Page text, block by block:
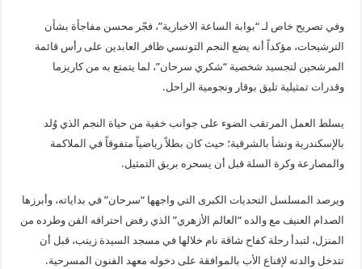
وفي تصريح خاص لـ “بوابة الساعة الاخبارية”، فجّر محسن مفاجأة بشأن
الترشيحات، مؤكداً أنه يضع النجم التونسي ظافر العابدين على رأس قائمة
المرشحين لتجسيد شخصية “شكري سرحان”، لما يتمتع به من كاريزما
وقدرات تمثيلية تليق بوقار ونجومية الراحل.
يسلط العمل المرتقب الضوء على جوانب خفية من حياة النجم الذي وُلد
بالإسكندرية ونشأ بالشرقية؛ حيث كان بطلاً رياضياً متفوقاً في الملاكمة
والمصارعة وكرة السلة قبل أن يسحره بريق التمثيل.
ويرصد المسلسل التحديات الكبرى التي واجهها “سرحان” في بداياته، وأبرزها
الصدام العنيف مع والده “العالم الأزهري” الذي رفض احترافه الفن وطرده من
المنزل، لتبدأ رحلة كفاح شاقة نام خلالها في مسجد السيدة زينب، قبل أن
تتدخل والدته لإقناع الأب بالموافقة على دخوله معهد الفنون المسرحية.